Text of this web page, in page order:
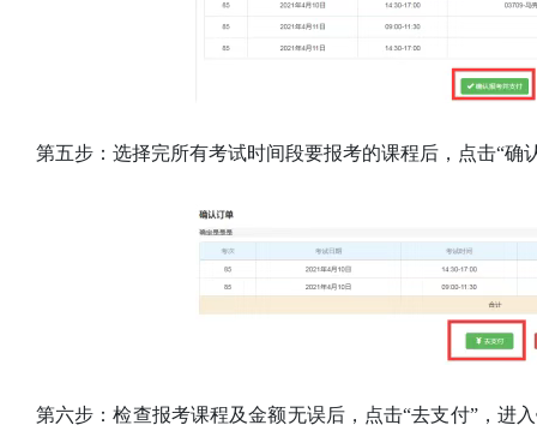
第五步：选择完所有考试时间段要报考的课程后，点击“确
第六步：检查报考课程及金额无误后，点击“去支付”，进